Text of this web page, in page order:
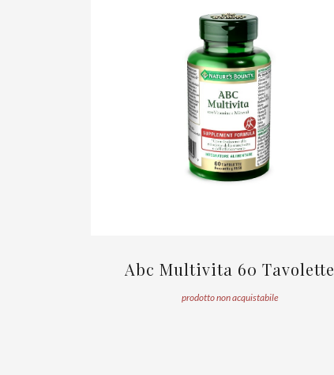
Abc Multivita 60 Tavolette
prodotto non acquistabile